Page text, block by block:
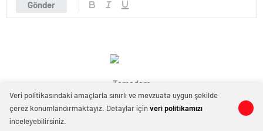
0 0
Gönder
Temadam
Veri politikasındaki amaçlarla sınırlı ve mevzuata uygun şekilde
çerez konumlandırmaktayız. Detaylar içinveri politikamızı
inceleyebilirsiniz.